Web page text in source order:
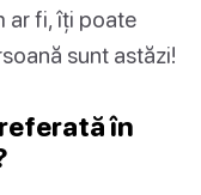
ar fi, îți poate
sunt astăzi!
în